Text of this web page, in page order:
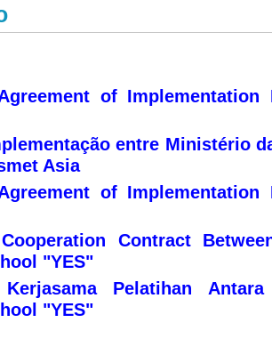
of Implementation
entre Ministério
Asia
of Implementation
Contract
"YES"
Kerjasama Pelatihan
"YES"